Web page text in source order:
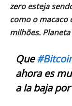
zero esteja
como o macaco
milhões.
Que
ahora es
a la baja